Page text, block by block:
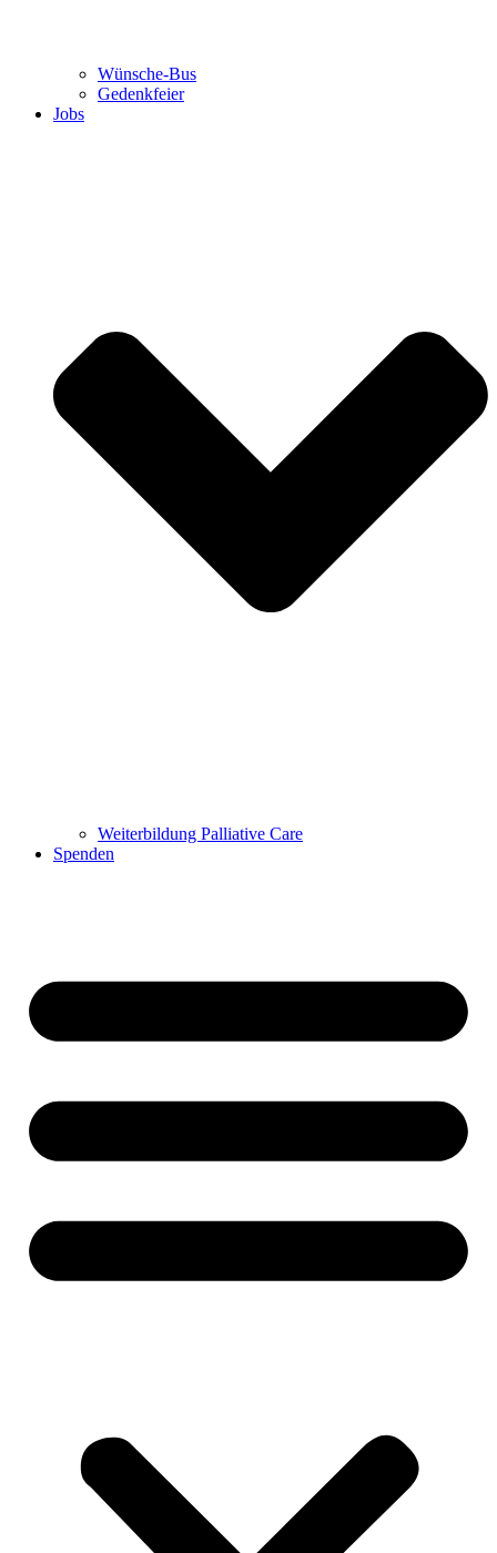
Wünsche-Bus
Gedenkfeier
Jobs
Weiterbildung Palliative Care
Spenden